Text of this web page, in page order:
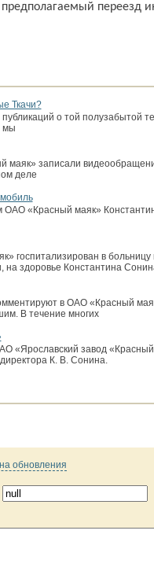
предполагаемый переезд
Ткачи?
о той полузабытой
мы
маяк» записали
деле
ОАО «Красный маяк»
госпитализирован в
на здоровье Константина
в ОАО «Красный
В течение многих
«Ярославский завод
К. В. Сонина.
обновления